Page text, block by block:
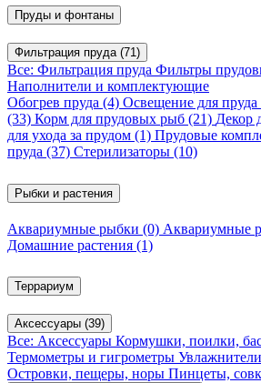
Пруды и фонтаны
Фильтрация пруда (71)
Все: Фильтрация пруда Фильтры
Наполнители и комплектующие
Обогрев пруда (4) Освещение для пруда
(33) Корм для прудовых рыб (21) Декор
для ухода за прудом (1) Прудовые
пруда (37) Стерилизаторы (10)
Рыбки и растения
Аквариумные рыбки (0) Аквариумные
Домашние растения (1)
Террариум
Аксессуары (39)
Все: Аксессуары Кормушки, поилки,
Термометры и гигрометры
Островки, пещеры, норы Пинцеты,